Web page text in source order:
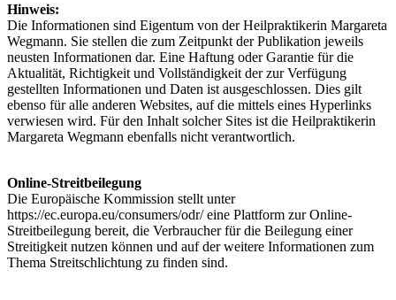
Hinweis:
Die Informationen sind Eigentum von der Heilpraktikerin Margareta
Wegmann. Sie stellen die zum Zeitpunkt der Publikation jeweils
neusten Informationen dar. Eine Haftung oder Garantie für die
Aktualität, Richtigkeit und Vollständigkeit der zur Verfügung
gestellten Informationen und Daten ist ausgeschlossen. Dies gilt
ebenso für alle anderen Websites, auf die mittels eines Hyperlinks
verwiesen wird. Für den Inhalt solcher Sites ist die Heilpraktikerin
Margareta Wegmann ebenfalls nicht verantwortlich.
Online-Streitbeilegung
Die Europäische Kommission stellt unter
https://ec.europa.eu/consumers/odr/ eine Plattform zur Online-
Streitbeilegung bereit, die Verbraucher für die Beilegung einer
Streitigkeit nutzen können und auf der weitere Informationen zum
Thema Streitschlichtung zu finden sind.